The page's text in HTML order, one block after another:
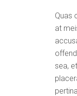
Quas
at
sea,